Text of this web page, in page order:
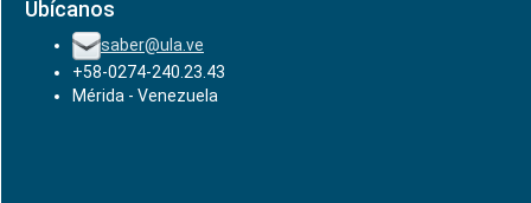
Ubícanos
saber@ula.ve
+58-0274-240.23.43
Mérida - Venezuela